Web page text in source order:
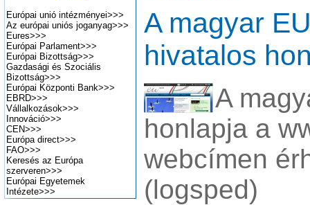
Európai unió intézményei>>>
Az európai uniós joganyag>>>
Eures>>>
Európai Parlament>>>
Európai Bizottság>>>
Gazdasági és Szociális
Bizottság>>>
Európai Központi Bank>>>
EBRD>>>
Vállalkozások>>>
Innováció>>>
CEN>>>
Európa direct>>>
FAO>>>
Keresés az Európa
szerveren>>>
Európai Egyetemek
Intézete>>>
A magyar
hivatalos
A
honlapja a
webcímen
(logsped)